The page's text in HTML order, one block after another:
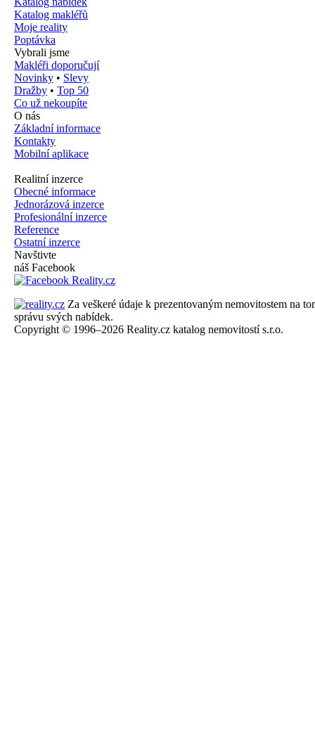
Katalog makléřů
Moje reality
Poptávka
Vybrali jsme
Makléři doporučují
Novinky • Slevy
Dražby • Top 50
Co už nekoupíte
O nás
Základní informace
Kontakty
Mobilní aplikace
Realitní inzerce
Obecné informace
Jednorázová inzerce
Profesionální inzerce
Reference
Ostatní inzerce
Navštivte
náš Facebook
Za veškeré údaje k prezentovaným nemovitostem na
správu svých nabídek.
Copyright © 1996–2026 Reality.cz katalog nemovitostí s.r.o.